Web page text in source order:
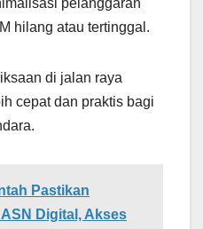
hilang atau tertinggal.
di jalan raya
cepat dan praktis bagi
Pastikan
Digital, Akses